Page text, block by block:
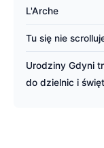
L'Arche
Tu się nie
Urodziny Gdyni
do dzielnic i